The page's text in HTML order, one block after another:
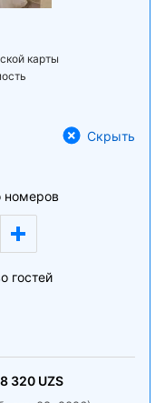
карты
Скрыть
номеров
гостей
320 UZS